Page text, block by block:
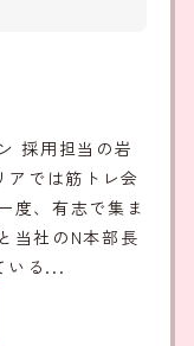
採用担当の岩
では筋トレ会
度、有志で集ま
当社のN本部長
いる...